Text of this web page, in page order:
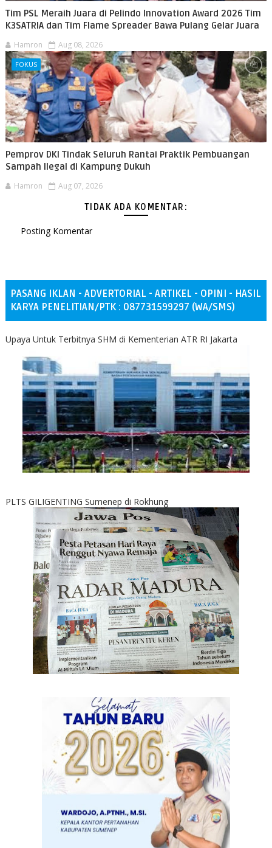
Tim PSL Meraih Juara di Pelindo Innovation Award 2026 Tim
K3SATRIA dan Tim Flame Spreader Bawa Pulang Gelar Juara
Hamron Aug 08, 2026
FOKUS
Pemprov DKI Tindak Seluruh Rantai Praktik Pembuangan
Sampah Ilegal di Kampung Dukuh
Hamron Aug 07, 2026
TIDAK ADA KOMENTAR:
Posting Komentar
PASANG IKLAN - ADVERTORIAL - ARTIKEL - OPINI - HASIL
KARYA PENELITIAN/PTK : 087731599297 (WA/SMS)
Upaya Untuk Terbitnya SHM di Kementerian ATR RI Jakarta
PLTS GILIGENTING Sumenep di Rokhung